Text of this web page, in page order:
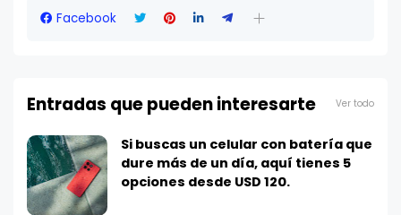
Facebook
Entradas que pueden interesarte Ver todo
Si buscas un celular con batería que
dure más de un día, aquí tienes 5
opciones desde USD 120.